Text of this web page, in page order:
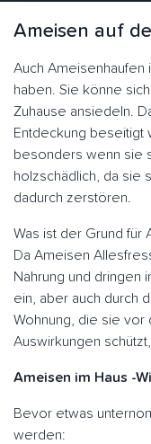
Ameisen auf
Auch Ameisenhaufen
haben. Sie könne
Zuhause ansiedeln.
Entdeckung beseitigt
besonders wenn sie
holzschädlich, da sie
dadurch zerstören.
Was ist der Grund für
Da Ameisen
Nahrung und dringen
ein, aber auch durch
Wohnung, die sie vor
Auswirkungen
Ameisen im Haus -
Bevor etwas
werden: